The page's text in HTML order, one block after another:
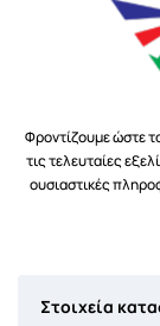
Φροντίζουμε ώστε
τις τελευταίες
ουσιαστικές
Στοιχεία